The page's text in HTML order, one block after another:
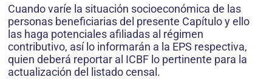
Cuando varíe la situación socioeconómica de las
personas beneficiarias del presente Capítulo y ello
las haga potenciales afiliadas al régimen
contributivo, así lo informarán a la EPS respectiva,
quien deberá reportar al ICBF lo pertinente para la
actualización del listado censal.